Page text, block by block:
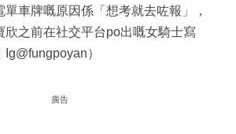
車牌嘅原因係「想考就去咗報」，
欣之前在社交平台po出嘅女騎士寫
）
廣告